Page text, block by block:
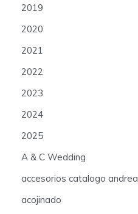
2019
2020
2021
2022
2023
2024
2025
A & C Wedding
accesorios catalogo andrea
acojinado